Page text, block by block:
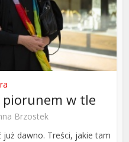
w tle
Brzostek
dawno. Treści, jakie tam